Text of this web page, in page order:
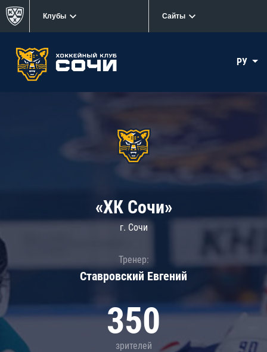
Клубы Сайты
РУ
«ХК Сочи»
г. Сочи
Тренер:
Ставровский Евгений
350
зрителей